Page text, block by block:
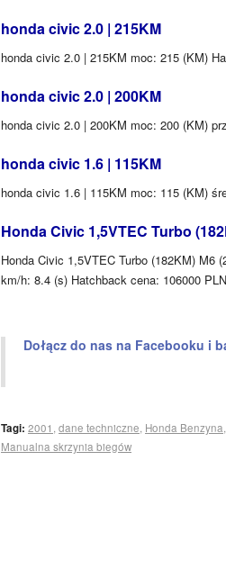
honda civic 2.0 | 215KM
honda civic 2.0 | 215KM moc: 215 (KM)
honda civic 2.0 | 200KM
honda civic 2.0 | 200KM moc: 200 (KM)
honda civic 1.6 | 115KM
honda civic 1.6 | 115KM moc: 115 (KM)
Honda Civic 1,5VTEC Turbo
Honda Civic 1,5VTEC Turbo (182KM) M6
km/h: 8.4 (s) Hatchback cena: 106000 PLN
Dołącz do nas na Facebooku i
Tagi: 2001 dane techniczne Honda Benzyna
Manualna skrzynia biegów